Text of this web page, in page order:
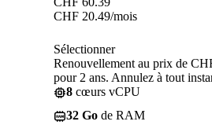
CHF 20.49/mois
Sélectionner
Renouvellement au prix de
pour 2 ans. Annulez à tout
8 cœurs vCPU
32 Go de RAM